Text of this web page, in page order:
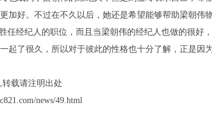
加好。不过在不久以后，她还是希望能够帮助梁朝伟
任经纪人的职位，而且当梁朝伟的经纪人也做的很好
起了很久，所以对于彼此的性格也十分了解，正是因
载请注明出处
news/49.html